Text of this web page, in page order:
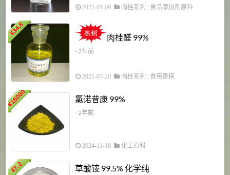
2025-01-09 肉桂系列 食品添加剂原料
¥
34.8
肉桂醛 99%
- 2年前
2021-07-20 肉桂系列 食用香精
¥
18000 氯诺昔康 99%
- 2年前
2024-11-18 化工原料
¥
7.2 草酸铵 99.5% 化学纯